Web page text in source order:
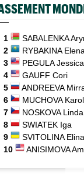
INTERVIEW
Quentin Halys : "Je
sponsors"
WTA - Toronto
Aryna Sabalenka
façon F1
1 SABALENKA
2
RYBAKINA
3
PEGULA Jessica
4
GAUFF Cori
5
ANDREEVA
6
MUCHOVA
7
NOSKOVA Linda
8
SWIATEK Iga
9
SVITOLINA Elina
10
ANISIMOVA